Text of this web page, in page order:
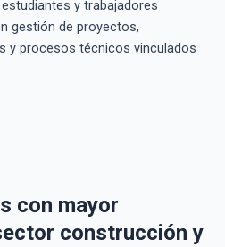
y trabajadores
gestión de proyectos,
y procesos técnicos vinculados
con mayor
construcción y